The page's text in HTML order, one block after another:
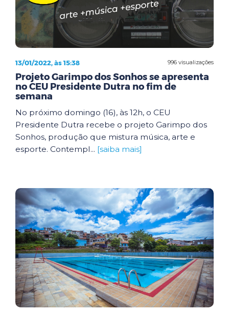
996 visualizações
13/01/2022, às 15:38
Projeto Garimpo dos Sonhos se apresenta
no CEU Presidente Dutra no fim de
semana
No próximo domingo (16), às 12h, o CEU
Presidente Dutra recebe o projeto Garimpo dos
Sonhos, produção que mistura música, arte e
esporte. Contempl... [saiba mais]